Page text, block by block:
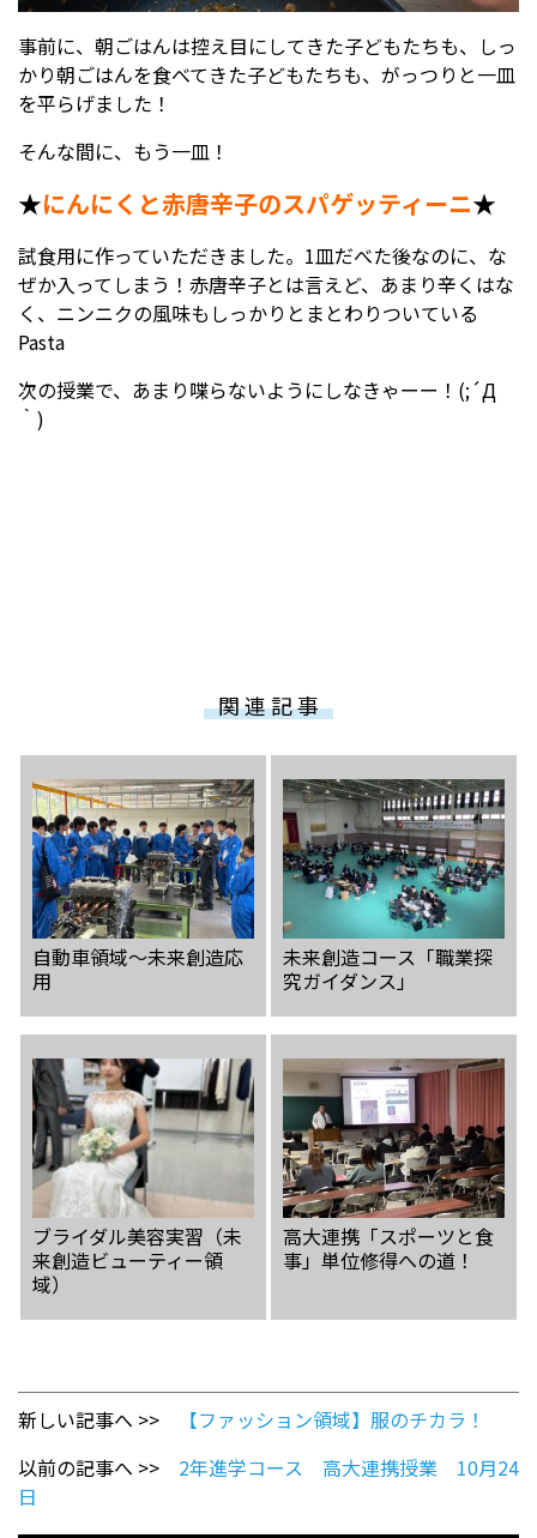
事前に、朝ごはんは控え目にしてきた子どもたちも、しっ
かり朝ごはんを食べてきた子どもたちも、がっつりと一皿
を平らげました！
そんな間に、もう一皿！
★にんにくと赤唐辛子のスパゲッティーニ★
試食用に作っていただきました。1皿だべた後なのに、な
ぜか入ってしまう！赤唐辛子とは言えど、あまり辛くはな
く、ニンニクの風味もしっかりとまとわりついている
Pasta
次の授業で、あまり喋らないようにしなきゃーー！(;´Д
｀)
関 連 記 事
自動車領域〜未来創造応
用
未来創造コース「職業探
究ガイダンス」
ブライダル美容実習（未
来創造ビューティー領
域）
高大連携「スポーツと食
事」単位修得への道！
新しい記事へ >>
【ファッション領域】服のチカラ！
以前の記事へ >> 2年進学コース 高大連携授業 10月24
日